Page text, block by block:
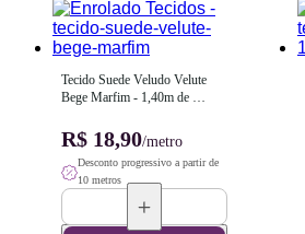
Tecido Suede Veludo Velute
Bege Marfim - 1,40m de
R$ 18,90/metro
Desconto progressivo a partir de
10 metros